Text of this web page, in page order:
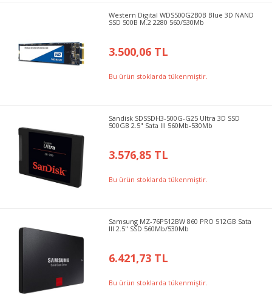
Western Digital WDS500G2B0B Blue 3D NAND
SSD 500B M.2 2280 560/530Mb
3.500,06 TL
Bu ürün stoklarda tükenmiştir.
Sandisk SDSSDH3-500G-G25 Ultra 3D SSD
500GB 2.5" Sata III 560Mb-530Mb
3.576,85 TL
Bu ürün stoklarda tükenmiştir.
Samsung MZ-76P512BW 860 PRO 512GB Sata
III 2.5" SSD 560Mb/530Mb
6.421,73 TL
Bu ürün stoklarda tükenmiştir.